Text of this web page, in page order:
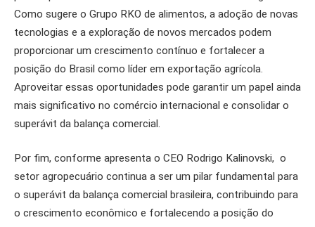
Como sugere o Grupo RKO de alimentos, a adoção de novas
tecnologias e a exploração de novos mercados podem
proporcionar um crescimento contínuo e fortalecer a
posição do Brasil como líder em exportação agrícola.
Aproveitar essas oportunidades pode garantir um papel ainda
mais significativo no comércio internacional e consolidar o
superávit da balança comercial.
Por fim, conforme apresenta o CEO Rodrigo Kalinovski, o
setor agropecuário continua a ser um pilar fundamental para
o superávit da balança comercial brasileira, contribuindo para
o crescimento econômico e fortalecendo a posição do